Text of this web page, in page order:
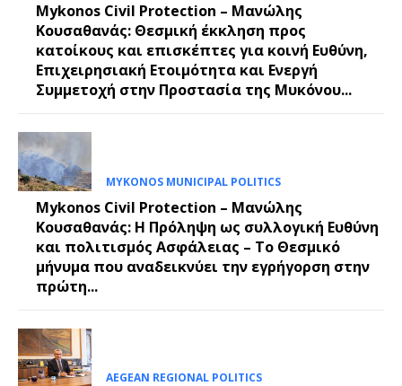
Mykonos Civil Protection – Μανώλης
Κουσαθανάς: Θεσμική έκκληση προς
κατοίκους και επισκέπτες για κοινή Ευθύνη,
Επιχειρησιακή Ετοιμότητα και Ενεργή
Συμμετοχή στην Προστασία της Μυκόνου...
MYKONOS MUNICIPAL POLITICS
Mykonos Civil Protection – Μανώλης
Κουσαθανάς: Η Πρόληψη ως συλλογική Ευθύνη
και πολιτισμός Ασφάλειας – Το Θεσμικό
μήνυμα που αναδεικνύει την εγρήγορση στην
πρώτη...
AEGEAN REGIONAL POLITICS